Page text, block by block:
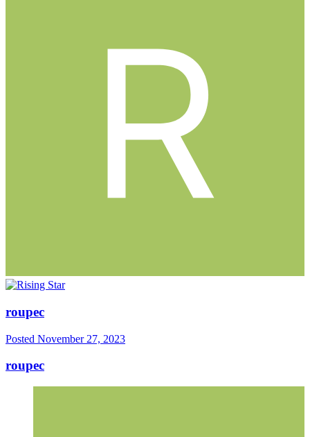
roupec
Posted November 27, 2023
roupec